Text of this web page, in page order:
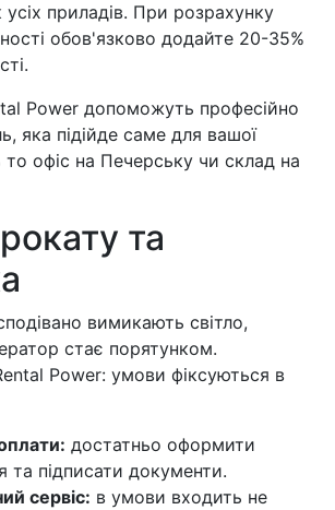
усіх приладів. При розрахунку
обов'язково додайте 20-35%
Power допоможуть професійно
яка підійде саме для вашої
то офіс на Печерську чи склад на
та
вимикають світло,
стає порятунком.
Power: умови фіксуються в
достатньо оформити
та підписати документи.
сервіс: в умови входить не